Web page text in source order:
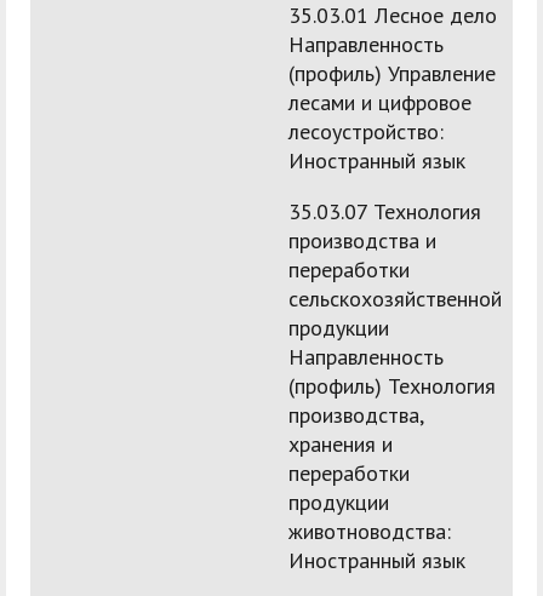
35.03.01 Лесное дело
Направленность
(профиль) Управление
лесами и цифровое
лесоустройство:
Иностранный язык
35.03.07 Технология
производства и
переработки
сельскохозяйственной
продукции
Направленность
(профиль) Технология
производства,
хранения и
переработки
продукции
животноводства:
Иностранный язык